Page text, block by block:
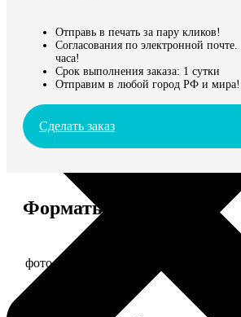
Отправь в печать за пару кликов!
Согласования по электронной
часа!
Срок выполнения заказа: 1 сутки
Отправим в любой город РФ и мира!
Сделать заказ
Форматы и цены
фото 10х10 в деревянной рамке